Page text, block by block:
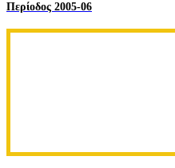
Περίοδος 2005-06